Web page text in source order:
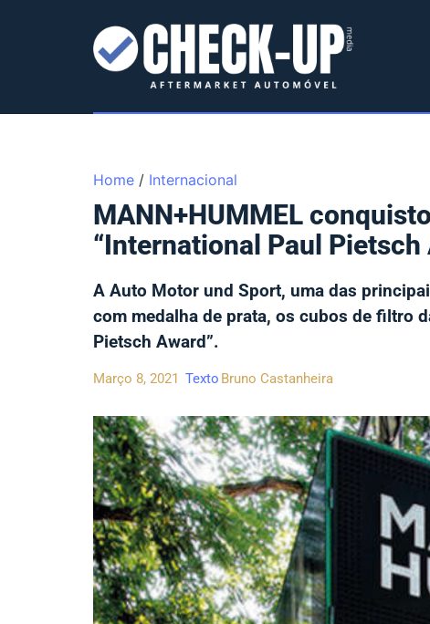
Home / Internacional
MANN+HUMMEL
“International Paul Pietsch
A Auto Motor und Sport, uma das
com medalha de prata, os cubos de filtro
Pietsch Award”.
Março 8, 2021 Texto Bruno Castanheira